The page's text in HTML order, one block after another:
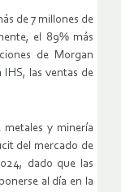
de 7 millones de
el 89% más
de Morgan
las ventas de
y minería
del mercado de
dado que las
al día en la